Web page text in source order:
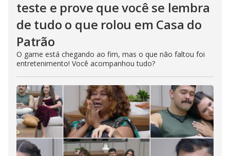
teste e prove que você se lembra
de tudo o que rolou em Casa do
Patrão
O game está chegando ao fim, mas o que não faltou foi
entretenimento! Você acompanhou tudo?